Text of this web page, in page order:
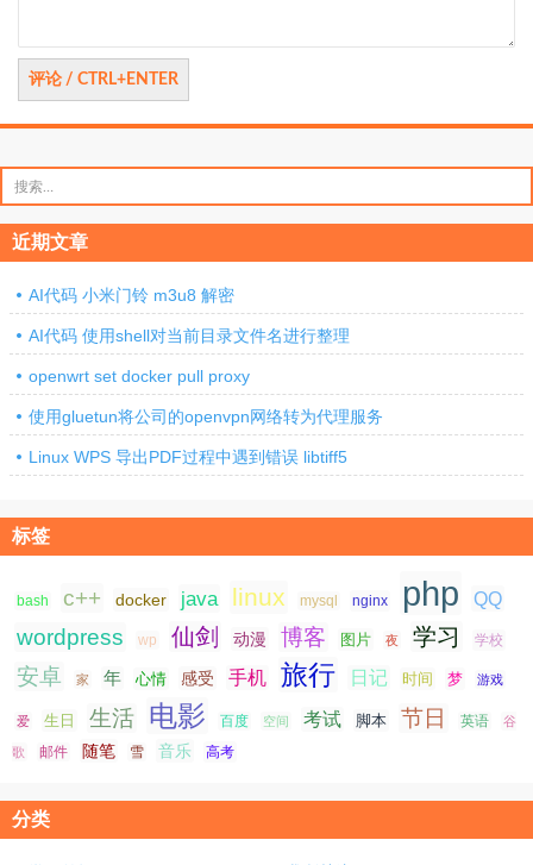
索：
近期文章
AI代码 小米门铃 m3u8 解密
AI代码 使用shell对当前目录文件名进行整理
openwrt set docker pull proxy
使用gluetun将公司的openvpn网络转为代理服务
Linux WPS 导出PDF过程中遇到错误 libtiff5
标签
bash c++ docker java linux mysql nginx php QQ
wordpress wp 仙剑 动漫 博客 图片 夜 学习 学校
安卓 家 年 心情 感受 手机 旅行 日记 时间 梦 游戏
爱 生日 生活 电影 百度 空间 考试 脚本 节日 英语 谷
歌 邮件 随笔 雪 音乐 高考
分类